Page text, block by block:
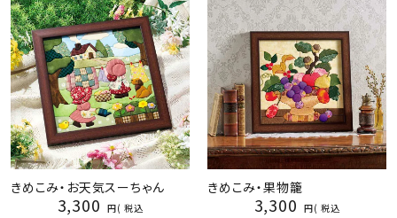
きめこみ・お天気スーちゃん
3,300 税込
きめこみ・果物籠
3,300 税込